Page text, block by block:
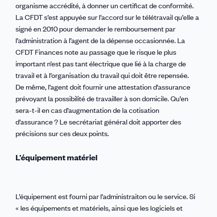
organisme accrédité, à donner un certificat de conformité.
La CFDT s’est appuyée sur l’accord sur le télétravail qu’elle a
signé en 2010 pour demander le remboursement par
l’administration à l’agent de la dépense occasionnée. La
CFDT Finances note au passage que le risque le plus
important n’est pas tant électrique que lié à la charge de
travail et à l’organisation du travail qui doit être repensée.
De même, l’agent doit fournir une attestation d’assurance
prévoyant la possibilité de travailler à son domicile. Qu’en
sera-t-il en cas d’augmentation de la cotisation
d’assurance ? Le secrétariat général doit apporter des
précisions sur ces deux points.
L’équipement matériel
L’équipement est fourni par l’administraiton ou le service. Si
« les équipements et matériels, ainsi que les logiciels et